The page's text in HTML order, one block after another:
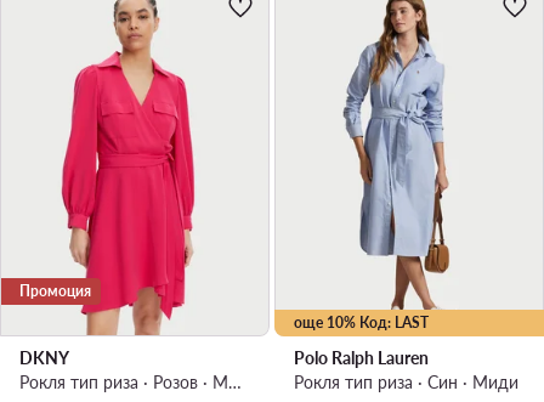
Промоция
DKNY
Рокля тип риза · Розов · Мини
още 10% Код: LAST
Polo Ralph Lauren
Рокля тип риза · Син · Миди